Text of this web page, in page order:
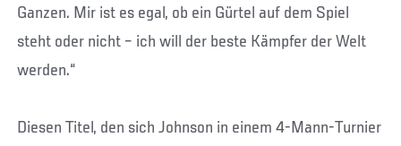
Ganzen. Mir ist es egal, ob ein Gürtel auf dem Spiel
steht oder nicht – ich will der beste Kämpfer der Welt
werden.“
Diesen Titel, den sich Johnson in einem 4-Mann-Turnier